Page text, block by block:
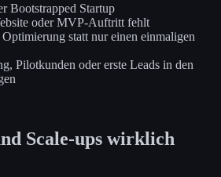
Bootstrapped Startup
oder MVP-Auftritt fehlt
statt nur einen einmaligen
Pilotkunden oder erste Leads in den
Scale-ups wirklich